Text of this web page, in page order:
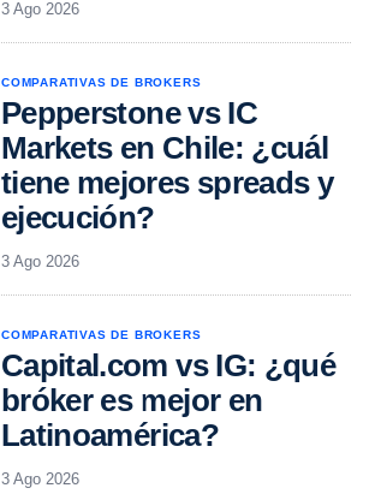
3 Ago 2026
COMPARATIVAS DE BROKERS
Pepperstone vs IC
Markets en Chile: ¿cuál
tiene mejores spreads y
ejecución?
3 Ago 2026
COMPARATIVAS DE BROKERS
Capital.com vs IG: ¿qué
bróker es mejor en
Latinoamérica?
3 Ago 2026